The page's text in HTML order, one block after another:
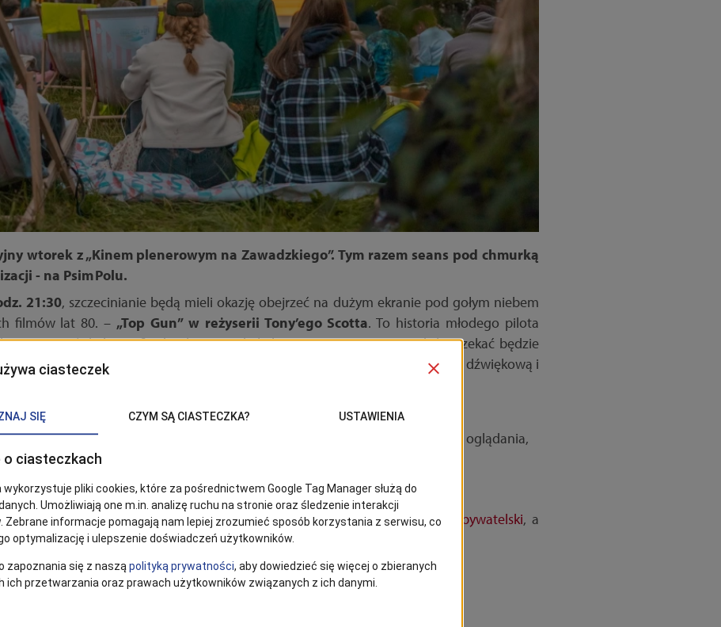
wtorek z „Kinem plenerowym na Zawadzkiego”. Tym razem seans pod chmurką
- na Psim Polu.
21:30, szczecinianie będą mieli okazję obejrzeć na dużym ekranie pod gołym niebem
filmów lat 80. – „Top Gun” w reżyserii Tony’ego Scotta. To historia młodego pilota
Tom Cruise), który trafia do elitarnej szkoły lotniczej Top Gun. Na widzów czekać będzie
odwadze i pokonywaniu własnych słabości, z niezapomnianą ścieżką dźwiękową i
zostanie 100 wygodnych leżaków oraz koce zapewniające komfort oglądania,
odstraszające komary,
popcornu gratis.
powstało dzięki zaangażowaniu szczecinian wSzczeciński Budżet Obywatelski, a
Szczecińska Turystyka Wydarzenia.
REPERTUAR „KINA PLENEROWEGO NA ZAWADZKIEGO”